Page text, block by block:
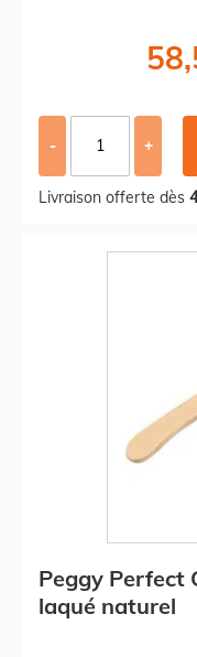
- +
Livraison offerte dès
Peggy Perfect
laqué naturel